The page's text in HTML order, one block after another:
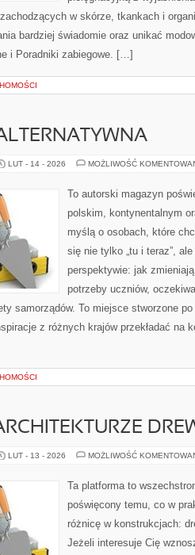
w skórze, tkankach i
bardziej świadomie oraz unikać
i Poradniki zabiegowe. […]
LUT - 14 - 2026 MOŻLIWOŚĆ
To autorski magazyn
polskim, kontynentalnym
myślą o osobach, które
się nie tylko „tu i teraz”,
perspektywie: jak
potrzeby uczniów,
samorządów. To miejsce stworzone
z różnych krajów przekładać na
LUT - 13 - 2026 MOŻLIWOŚĆ
Ta platforma to
poświęcony temu, co w
różnicę w konstrukcjach:
Jeżeli interesuje Cię